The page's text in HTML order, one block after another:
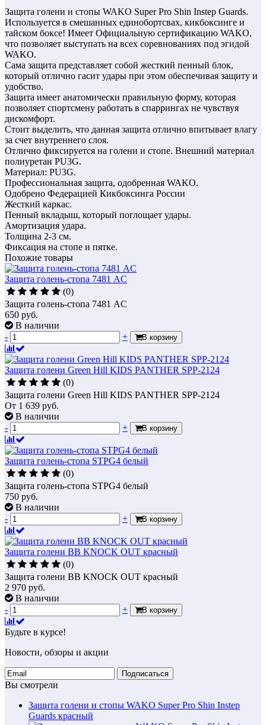
Защита голени и стопы WAKO Super Pro Shin Instep Guards.
Используется в смешанных единобортсвах, кикбоксинге и
тайском боксе! Имеет Официальную сертификацию WAKO,
что позволяет выступать на всех соревнованиях под эгидой
WAKO.
Сама защита представляет собой жесткий пенный блок,
который отлично гасит удары при этом обеспечивая защиту и
удобство.
Защита имеет анатомически правильную форму, которая
позволяет спортсмену работать в спаррингах не чувствуя
дискомфорт.
Стоит выделить, что данная защита отлично впитывает влагу
за счет внутреннего слоя.
Отлично фиксируется на голени и стопе. Внешний материал
полиуретан PU3G.
Материал: PU3G.
Профессиональная защита, одобренная WAKО.
Одобрено Федерацией Кикбоксинга России
Жесткий каркас.
Пенный вкладыш, который поглощает удары.
Амортизация удара.
Толщина 2-3 см.
Фиксация на стопе и пятке.
Похожие товары
Защита голень-стопа 7481 AC
(0)
Защита голень-стопа 7481 AC
650 руб.
В наличии
-
+ В корзину
Защита голени Green Hill KIDS PANTHER SPP-2124
(0)
Защита голени Green Hill KIDS PANTHER SPP-2124
От 1 639 руб.
В наличии
-
+ В корзину
Защита голень-стопа STPG4 белый
(0)
Защита голень-стопа STPG4 белый
750 руб.
В наличии
-
+ В корзину
Защита голени BB KNOCK OUT красный
(0)
Защита голени BB KNOCK OUT красный
2 970 руб.
В наличии
-
+ В корзину
Будьте в курсе!
Новости, обзоры и акции
Подписаться
Вы смотрели
Защита голени и стопы WAKO Super Pro Shin Instep
Guards красный